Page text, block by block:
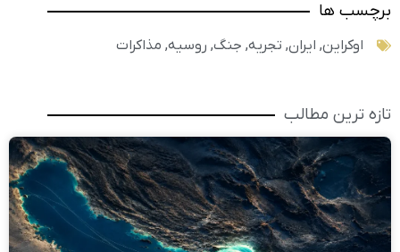
برچسب ها
اوکراین, ایران, تجریه, جنگ, روسیه, مذاکرات
تازه ترین مطالب